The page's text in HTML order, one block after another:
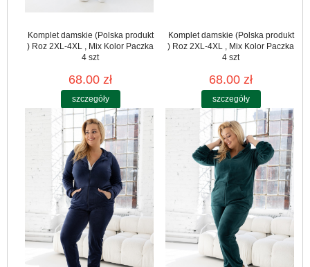
Komplet damskie (Polska produkt
) Roz 2XL-4XL , Mix Kolor Paczka
4 szt
68.00 zł
szczegóły
Komplet damskie (Polska produkt
) Roz 2XL-4XL , Mix Kolor Paczka
4 szt
68.00 zł
szczegóły